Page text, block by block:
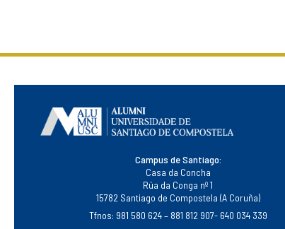
Campus de Santiago:
Casa da Concha
Rúa da Conga nº 1
15782 Santiago de Compostela (A Coruña)
Tfnos: 981 580 624 – 881 812 907- 640 034 339